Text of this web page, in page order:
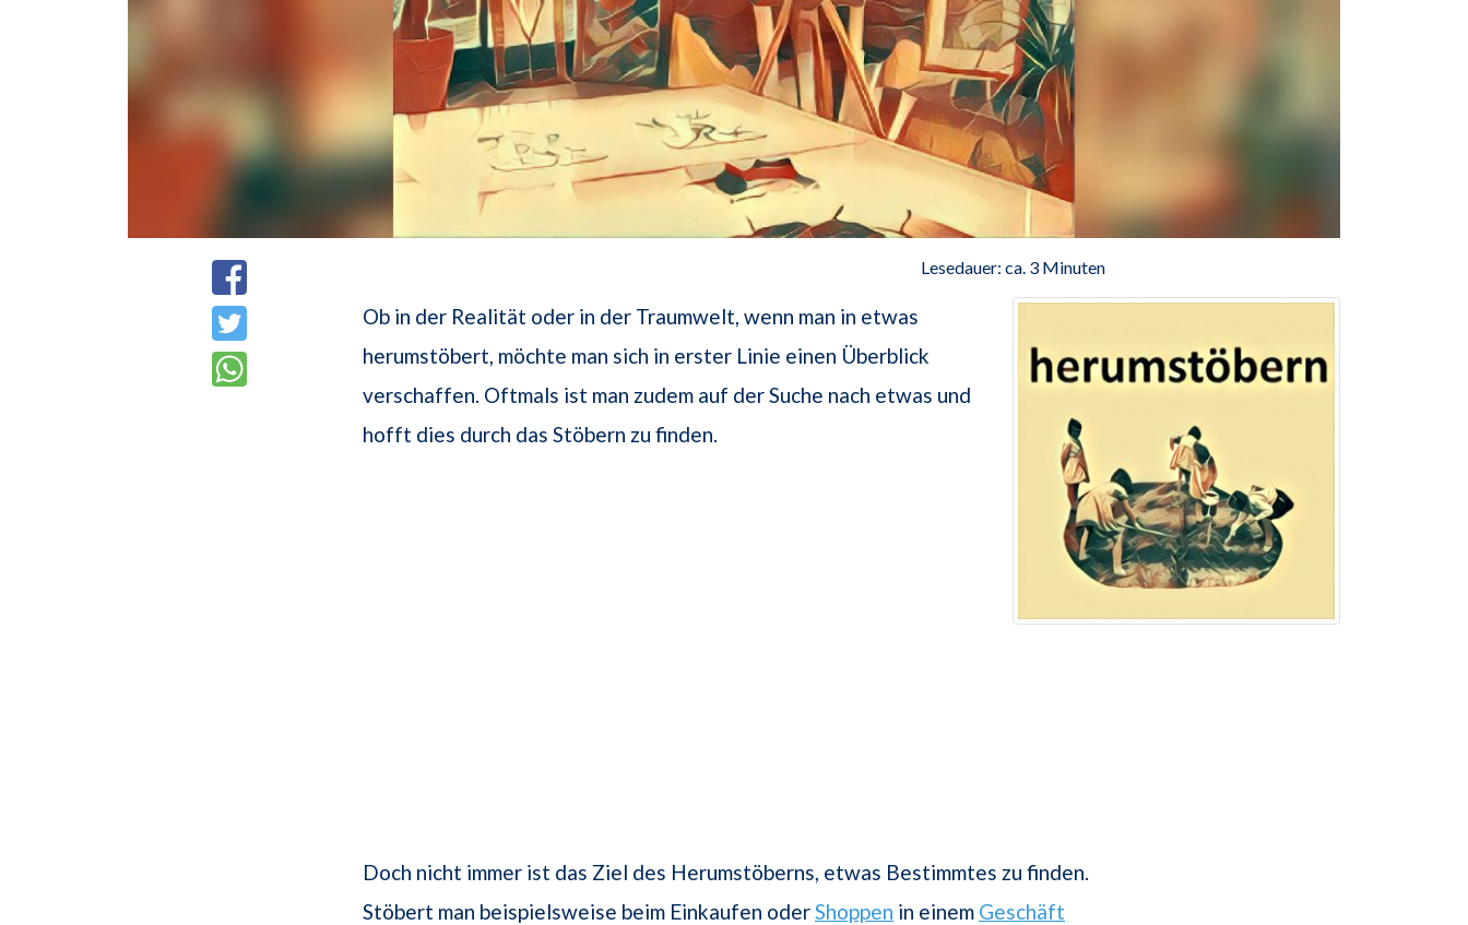
Lesedauer: ca. 3 Minuten
Ob in der Realität oder in der Traumwelt, wenn man in etwas
herumstöbert, möchte man sich in erster Linie einen Überblick
verschaffen. Oftmals ist man zudem auf der Suche nach etwas und
hofft dies durch das Stöbern zu finden.
Doch nicht immer ist das Ziel des Herumstöberns, etwas Bestimmtes zu finden.
Stöbert man beispielsweise beim Einkaufen oderShoppen in einem Geschäft